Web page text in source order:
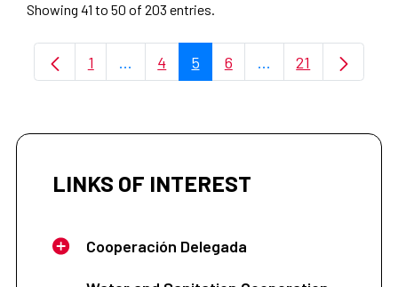
Showing 41 to 50 of 203 entries.
Page
1 ...Intermediate Pages Use TAB to
Page
4 Page
5 Page
6 ...Intermediate
Page
21
LINKS OF INTEREST
Cooperación Delegada